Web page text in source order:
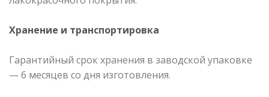
Хранение и транспортировка
Гарантийный срок хранения в заводской упаковке
— 6 месяцев со дня изготовления.